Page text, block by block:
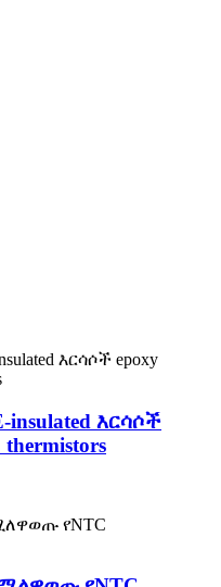
እርሳሶች